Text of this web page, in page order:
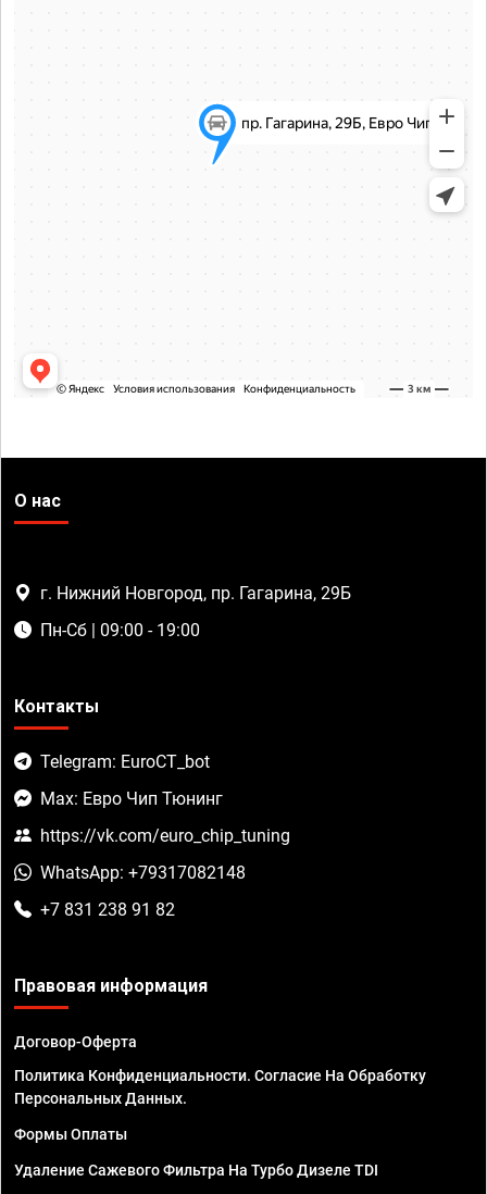
О нас
г. Нижний Новгород, пр. Гагарина, 29Б
Пн-Сб | 09:00 - 19:00
Контакты
Telegram: EuroCT_bot
Max: Евро Чип Тюнинг
https://vk.com/euro_chip_tuning
WhatsApp: +79317082148
+7 831 238 91 82
Правовая информация
Договор-Оферта
Политика Конфиденциальности. Согласие На Обработку
Персональных Данных.
Формы Оплаты
Удаление Сажевого Фильтра На Турбо Дизеле TDI